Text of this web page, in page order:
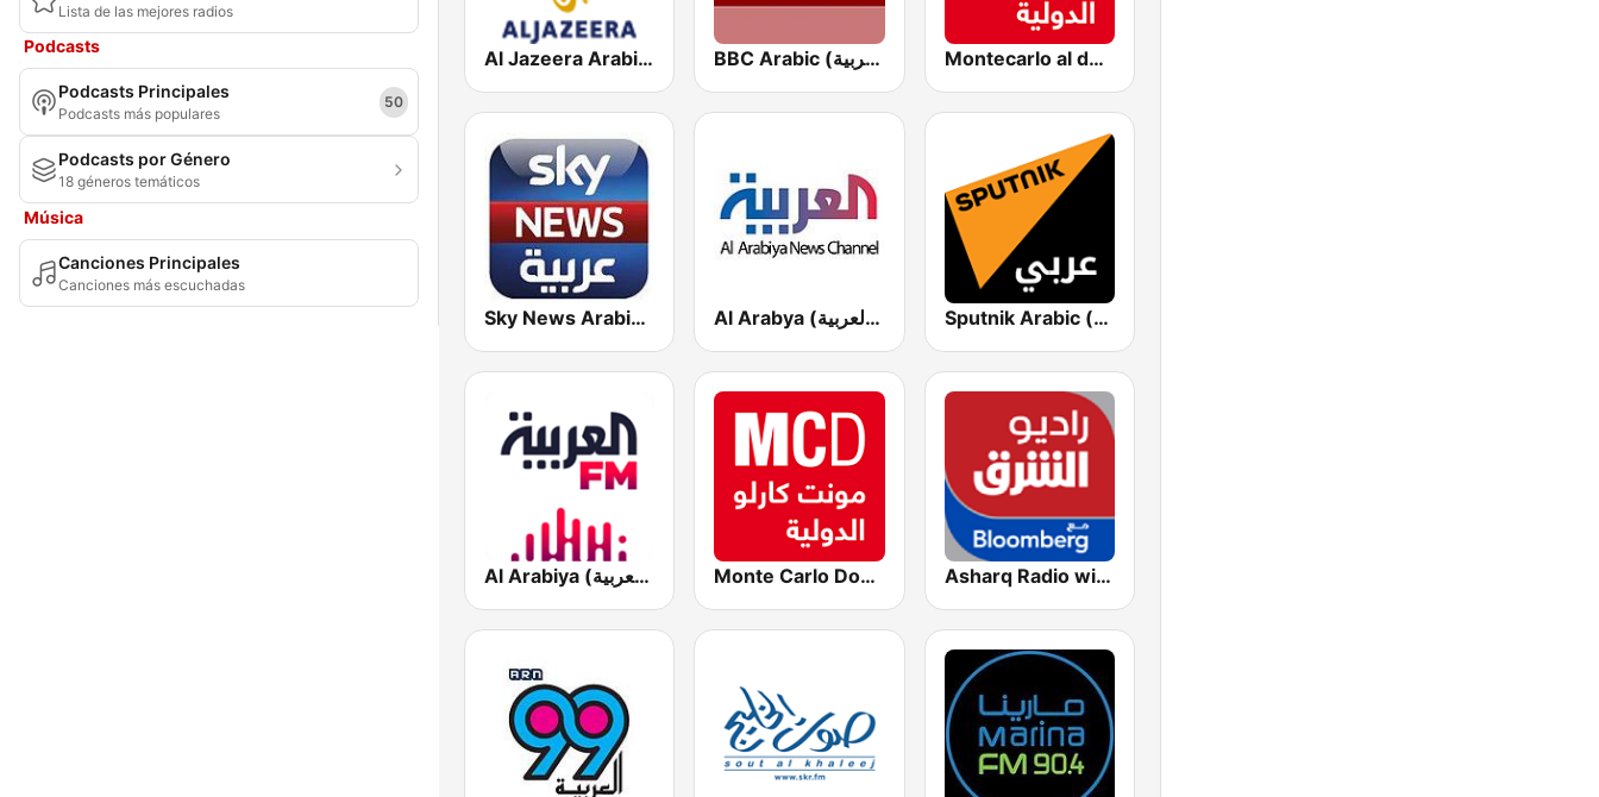
Lista de las mejores radios
Podcasts
Podcasts Principales
Podcasts más populares
50
Podcasts por Género
18 géneros temáticos
Música
Canciones Principales
Canciones más escuchadas
Al Jazeera Arabic (قناة الجزيرة) BBC Arabic (إذاعة بي بي سي العربية) Montecarlo al doualiya (مونت كارلو الدولية)
Sky News Arabia (سكاي نيوز عربية) Al Arabya (العربية FM) Sputnik Arabic (عربي)
Al Arabiya (العربية FM) Monte Carlo Doualiya Asharq Radio with Bloomberg